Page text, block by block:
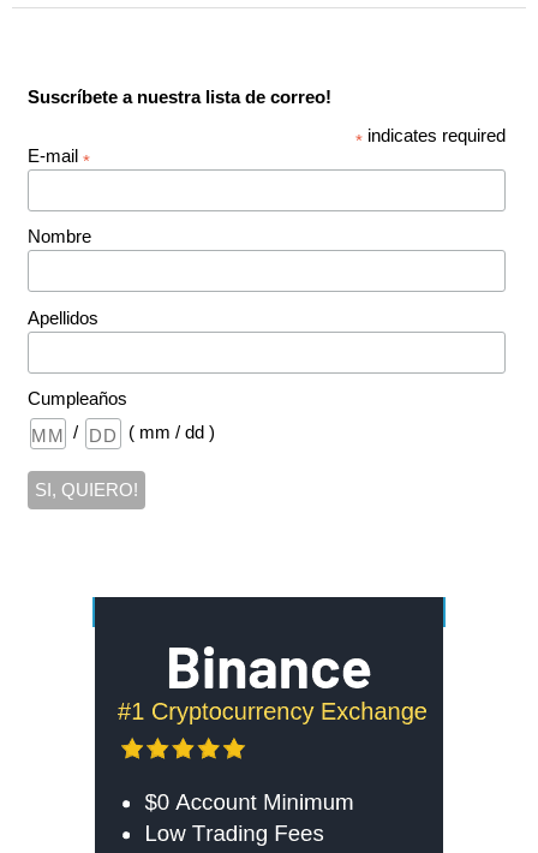
Suscríbete a nuestra lista de correo!
* indicates required
E-mail *
Nombre
Apellidos
Cumpleaños
/
( mm / dd )